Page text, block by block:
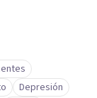
Depresión